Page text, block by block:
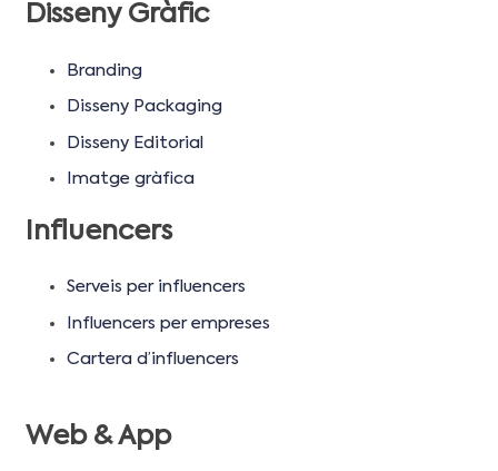
Disseny Gràfic
Branding
Disseny Packaging
Disseny Editorial
Imatge gràfica
Influencers
Serveis per influencers
Influencers per empreses
Cartera d’influencers
Web & App